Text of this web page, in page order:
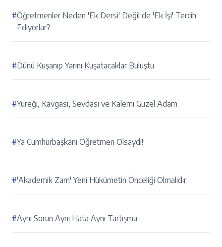
#Öğretmenler Neden 'Ek Dersi' Değil de 'Ek İşi' Tercih
Ediyorlar?
#Dünü Kuşanıp Yarını Kuşatacaklar Buluştu
#Yüreği, Kavgası, Sevdası ve Kalemi Güzel Adam
#Ya Cumhurbaşkanı Öğretmen Olsaydı!
#'Akademik Zam' Yeni Hükümetin Önceliği Olmalıdır
#Aynı Sorun Aynı Hata Aynı Tartışma